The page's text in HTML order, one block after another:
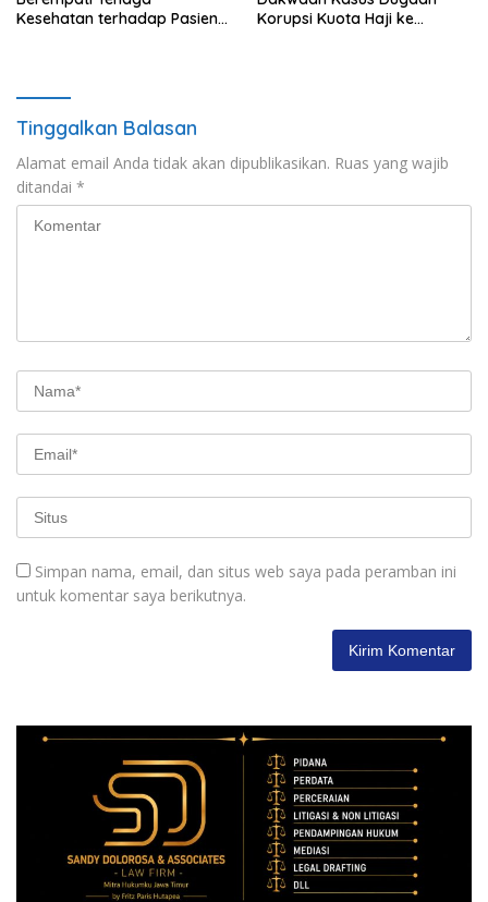
Kesehatan terhadap Pasien
Korupsi Kuota Haji ke
Tinggalkan Balasan
Alamat email Anda tidak akan dipublikasikan. Ruas yang wajib
ditandai *
Simpan nama, email, dan situs web saya pada peramban ini
untuk komentar saya berikutnya.